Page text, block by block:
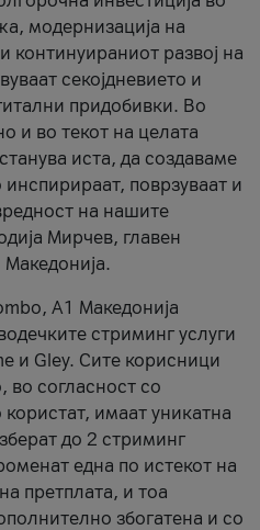
модернизација на
континуираниот развој на
секојдневието и
придобивки. Во
и во текот на целата
иста, да создаваме
поврзуваат и
на нашите
Мирчев, главен
А1 Македонија
стриминг услуги
и Gley. Сите корисници
во согласност со
имаат уникатна
до 2 стриминг
една по истекот на
претплата, и тоа
збогатена и со